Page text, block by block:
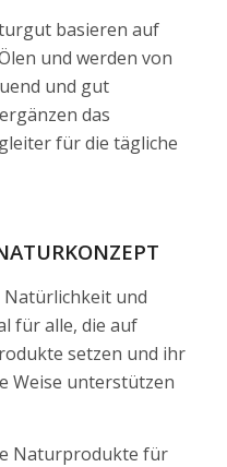
basieren auf
und werden von
und gut
das
für die tägliche
und
für alle, die auf
setzen und ihr
Weise unterstützen
Naturprodukte für